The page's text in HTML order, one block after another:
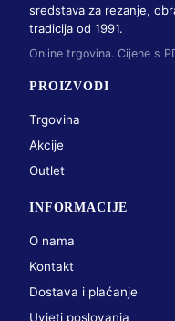
sredstava za rezanje,
tradicija od 1991.
Online trgovina. Cijene s
PROIZVODI
Trgovina
Akcije
Outlet
INFORMACIJE
O nama
Kontakt
Dostava i plaćanje
Uvjeti poslovanja